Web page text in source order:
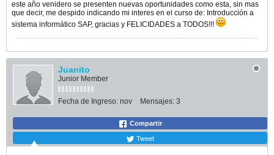
este año venidero se presenten nuevas oportunidades como esta, sin mas
que decir, me despido indicando mi interes en el curso de: Introducción a
sistema informático SAP, gracias y FELICIDADES a TODOS!!!
Juanito
Junior Member
Fecha de Ingreso: nov Mensajes: 3
Compartir
Tweet